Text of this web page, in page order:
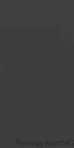
Pierwszy